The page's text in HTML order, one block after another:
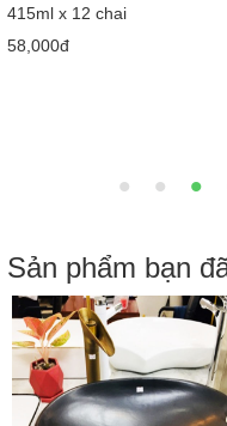
415ml x 12 chai
58,000đ
Sản phẩm bạn